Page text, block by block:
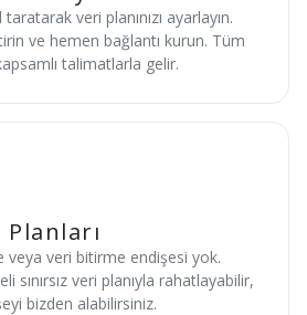
veri planınızı ayarlayın.
ve hemen bağlantı kurun. Tüm
talimatlarla gelir.
Planları
veya veri bitirme endişesi yok.
sınırsız veri planıyla rahatlayabilir,
bizden alabilirsiniz.